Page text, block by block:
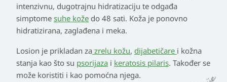
intenzivnu, dugotrajnu hidratizaciju te odgađa
simptome suhe kože do 48 sati. Koža je ponovno
hidratizirana, zaglađena i meka.
Losion je prikladan za zrelu kožu, dijabetičare i kožna
stanja kao što su psorijaza i keratosis pilaris. Također se
može koristiti i kao pomoćna njega.